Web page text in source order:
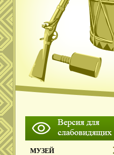
МУЗЕЙ